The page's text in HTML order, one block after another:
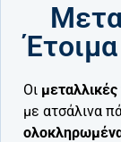
Οι μεταλλικές
με ατσάλινα